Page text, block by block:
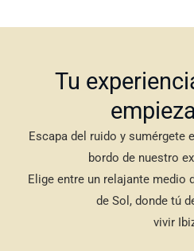
Tu
Escapa del ruido y sumérgete
bordo de nuestro
Elige entre un relajante medio
de Sol, donde tú
vivir